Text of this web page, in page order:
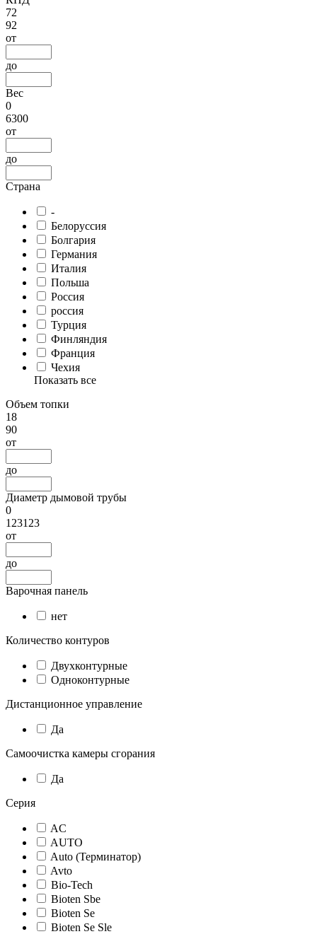
72
92
от
до
Вес
0
6300
от
до
Страна
-
Белоруссия
Болгария
Германия
Италия
Польша
Россия
россия
Турция
Финляндия
Франция
Чехия
Показать все
Объем топки
18
90
от
до
Диаметр дымовой трубы
0
123123
от
до
Варочная панель
нет
Количество контуров
Двухконтурные
Одноконтурные
Дистанционное управление
Да
Самоочистка камеры сгорания
Да
Серия
AC
AUTO
Auto (Терминатор)
Avto
Bio-Tech
Bioten Sbe
Bioten Se
Bioten Se Sle